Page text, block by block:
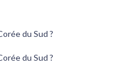
du Sud ?
du Sud ?